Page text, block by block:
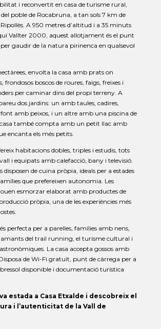
i reconvertit en casa de turisme rural,
del poble de Rocabruna, a tan sols 7 km de
A 950 metres d’altitud i a 35 minuts
Vallter 2000, aquest allotjament és el punt
per gaudir de la natura pirinenca en qualsevol
envolta la casa amb prats on
frondosos boscos de roures, faigs, freixes i
per caminar dins del propi terreny. A
dos jardins: un amb taules, cadires,
amb peixos, i un altre amb una piscina de
també compta amb un petit llac amb
encanta els més petits.
habitacions dobles, triples i estudis, tots
i equipats amb calefacció, bany i televisió.
disposen de cuina pròpia, ideals per a estades
que prefereixen autonomia. Les
esmorzar elaborat amb productes de
pròpia, una de les experiències més
és perfecta per a parelles, famílies amb nens,
amants del trail running, el turisme cultural i
La casa accepta gossos amb
de Wi-Fi gratuït, punt de càrrega per a
bressol disponible i documentació turística
estada a Casa Etxalde i descobreix el
i l’autenticitat de la Vall de